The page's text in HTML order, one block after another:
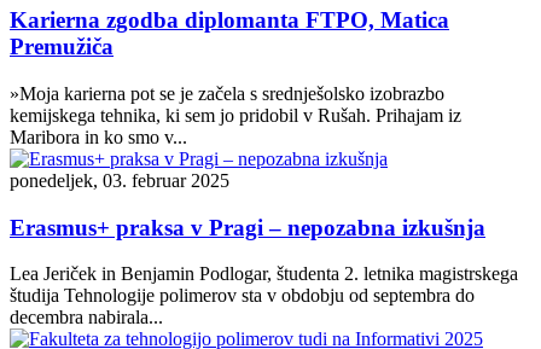
Karierna zgodba diplomanta FTPO, Matica
Premužiča
»Moja karierna pot se je začela s srednješolsko izobrazbo
kemijskega tehnika, ki sem jo pridobil v Rušah. Prihajam iz
Maribora in ko smo v...
ponedeljek, 03. februar 2025
Erasmus+ praksa v Pragi – nepozabna izkušnja
Lea Jeriček in Benjamin Podlogar, študenta 2. letnika magistrskega
študija Tehnologije polimerov sta v obdobju od septembra do
decembra nabirala...